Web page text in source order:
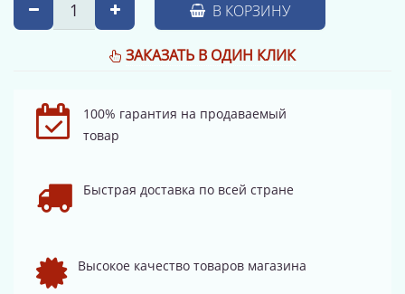
В КОРЗИНУ
ЗАКАЗАТЬ В ОДИН КЛИК
100% гарантия на продаваемый
товар
Быстрая доставка по всей стране
Высокое качество товаров магазина